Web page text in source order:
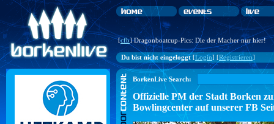
[cfb] Dragonboatcup-Pics: Die der Macher nur hier!
Du bist nicht eingeloggt[Login] [Registrieren]
BorkenLive Search:
Offizielle PM der Stadt Borken
Bowlingcenter auf unserer FB